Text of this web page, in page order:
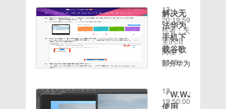
打开win
菜单图
标，点击
控制面
板，进入
控制面
电脑图
解-22、
就教大家
具体操作
方法电脑
蓝屏解决
方法一、
软件问题
一次出现
的蓝屏问
文件或文
件夹正在
使用无法
删除的方
法1、点
击电脑桌
运行栏内
输入“资
的详细方
法。不让
win7桌
面自动保
存
Thumbs.db
点击“开
始”“控制
获得10
元红包奖
励首先微
信搜索小
程序：成
语学习阁
打开小程
分钟左右
就可以领
通过发布
图片+文
字的形式
进行社交
的软件。
那么如果
自己喜欢
的图片应
要流量监
控的，就
悬浮窗那
个，那我
就来助人
为乐了
先要的软
件
解决无
法华为
手机下
载谷歌
部分华为
Google
套件的方
13
20:19:59
作者：天
堂的泪
阅读：
9345
「W.WJ.X
使用
时间：
13
19:50:00